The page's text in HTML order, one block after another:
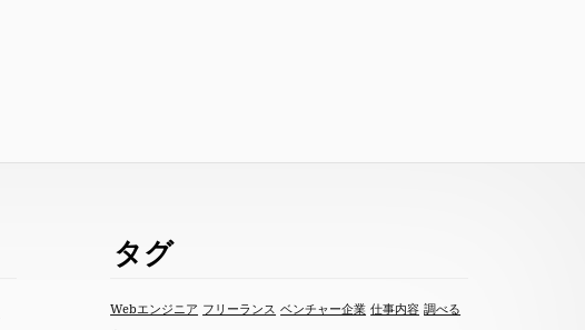
タグ
Webエンジニア フリーランス ベンチャー企業 仕事内容 調べる